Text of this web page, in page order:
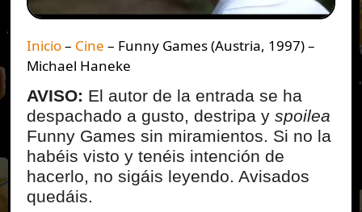
Inicio– Cine – Funny Games (Austria, 1997) –
Michael Haneke
AVISO: El autor de la entrada se ha
despachado a gusto, destripa y spoilea
Funny Games sin miramientos. Si no la
habéis visto y tenéis intención de
hacerlo, no sigáis leyendo. Avisados
quedáis.